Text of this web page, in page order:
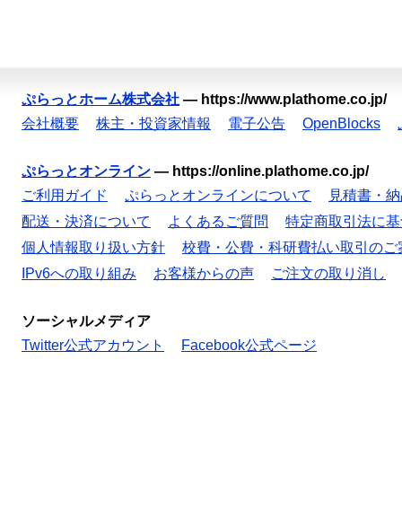
ぷらっとホーム株式会社 — https://www.plathome.co.jp/
会社概要
株主・投資家情報 電子公告 OpenBlocks
ぷらっとオンライン — https://online.plathome.co.jp/
ご利用ガイド
ぷらっとオンラインについて
見積書・
配送・決済について
よくあるご質問
特定商取引法に
個人情報取り扱い方針
校費・公費・科研費払い取引のご
IPv6への取り組み
お客様からの声 ご注文の取り消し
ソーシャルメディア
Twitter公式アカウント
Facebook公式ページ